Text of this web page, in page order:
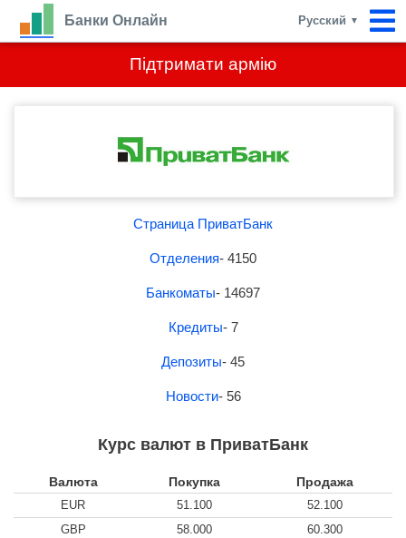
Підтримати армію
Банки Онлайн Русский ▼
Страница ПриватБанк
Отделения- 4150
Банкоматы- 14697
Кредиты- 7
Депозиты- 45
Новости- 56
Курс валют в ПриватБанк
Валюта Покупка Продажа
EUR 51.100
52.100
GBP
58.000
60.300